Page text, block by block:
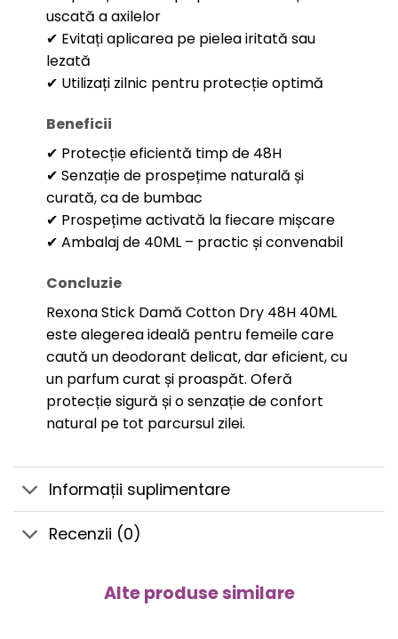
uscată a axilelor
✔ Evitați aplicarea pe pielea iritată sau
lezată
✔ Utilizați zilnic pentru protecție optimă
Beneficii
✔ Protecție eficientă timp de 48H
✔ Senzație de prospețime naturală și
curată, ca de bumbac
✔ Prospețime activată la fiecare mișcare
✔ Ambalaj de 40ML – practic și convenabil
Concluzie
Rexona Stick Damă Cotton Dry 48H 40ML
este alegerea ideală pentru femeile care
caută un deodorant delicat, dar eficient, cu
un parfum curat și proaspăt. Oferă
protecție sigură și o senzație de confort
natural pe tot parcursul zilei.
Informații suplimentare
Recenzii (0)
Alte produse similare